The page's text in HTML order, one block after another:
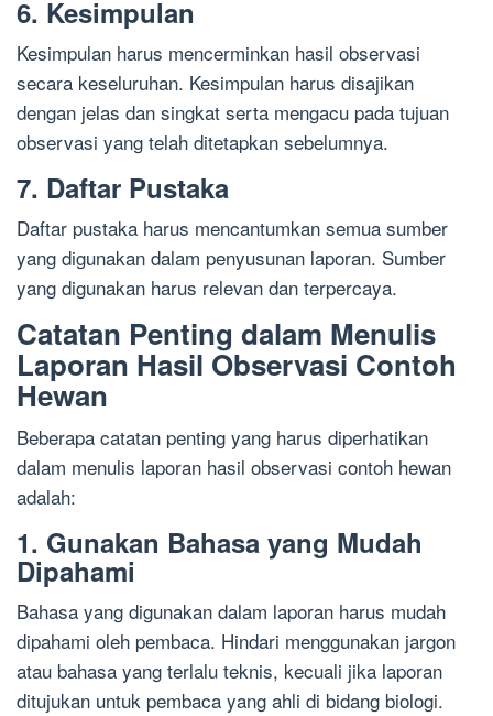
6. Kesimpulan
Kesimpulan harus mencerminkan hasil observasi
secara keseluruhan. Kesimpulan harus disajikan
dengan jelas dan singkat serta mengacu pada tujuan
observasi yang telah ditetapkan sebelumnya.
7. Daftar Pustaka
Daftar pustaka harus mencantumkan semua sumber
yang digunakan dalam penyusunan laporan. Sumber
yang digunakan harus relevan dan terpercaya.
Catatan Penting dalam Menulis
Laporan Hasil Observasi Contoh
Hewan
Beberapa catatan penting yang harus diperhatikan
dalam menulis laporan hasil observasi contoh hewan
adalah:
1. Gunakan Bahasa yang Mudah
Dipahami
Bahasa yang digunakan dalam laporan harus mudah
dipahami oleh pembaca. Hindari menggunakan jargon
atau bahasa yang terlalu teknis, kecuali jika laporan
ditujukan untuk pembaca yang ahli di bidang biologi.